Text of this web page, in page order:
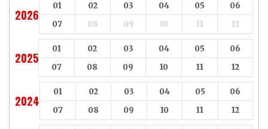
2026
01 02 03 04 05
06
07
08 09 10 11 12
2025
01 02 03 04 05
06
07
08 09 10 11 12
2024
01 02 03 04 05
06
07
08 09 10 11 12